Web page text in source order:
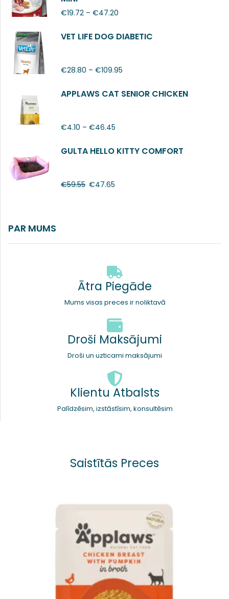
€19.72 – €47.20
VET LIFE DOG DIABETIC
€28.80 – €109.95
APPLAWS CAT SENIOR CHICKEN
€4.10 – €46.45
GULTA HELLO KITTY COMFORT
€59.55 €47.65
PAR MUMS
Ātra Piegāde
Mums visas preces ir noliktavā
Droši Maksājumi
Droši un uzticami maksājumi
Klientu Atbalsts
Palīdzēsim, izstāstīsim, konsultēsim
Saistītās Preces